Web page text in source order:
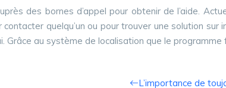
des bornes d’appel pour obtenir de l’aide.
quelqu’un ou pour trouver une solution sur
au système de localisation que le
L’importance de